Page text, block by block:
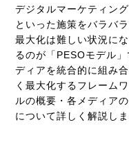
デジタルマーケティン
といった施策をバラバ
最大化は難しい状況に
るのが「PESOモデル
ディアを統合的に組み
く最大化するフレーム
ルの概要・各メディア
について詳しく解説しま